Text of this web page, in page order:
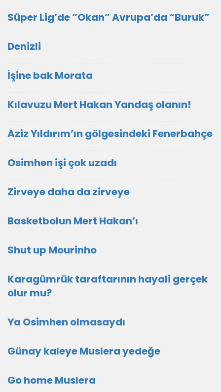
Süper Lig’de “Okan” Avrupa’da “Buruk”
Denizli
İşine bak Morata
Kılavuzu Mert Hakan Yandaş olanın!
Aziz Yıldırım’ın gölgesindeki Fenerbahçe
Osimhen işi çok uzadı
Zirveye daha da zirveye
Basketbolun Mert Hakan’ı
Shut up Mourinho
Karagümrük taraftarının hayali gerçek
olur mu?
Ya Osimhen olmasaydı
Günay kaleye Muslera yedeğe
Go home Muslera